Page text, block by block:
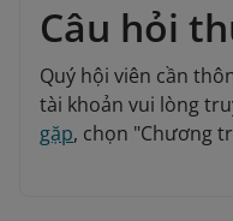
Câu hỏi
Quý hội viên cần
tài khoản vui lòng
gặp, chọn "Chương